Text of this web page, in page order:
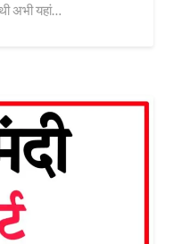
अभी यहां…